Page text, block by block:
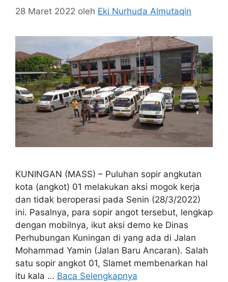
28 Maret 2022 oleh Eki Nurhuda Almutaqin
KUNINGAN (MASS) – Puluhan sopir angkutan
kota (angkot) 01 melakukan aksi mogok kerja
dan tidak beroperasi pada Senin (28/3/2022)
ini. Pasalnya, para sopir angot tersebut, lengkap
dengan mobilnya, ikut aksi demo ke Dinas
Perhubungan Kuningan di yang ada di Jalan
Mohammad Yamin (Jalan Baru Ancaran). Salah
satu sopir angkot 01, Slamet membenarkan hal
itu kala … Baca Selengkapnya